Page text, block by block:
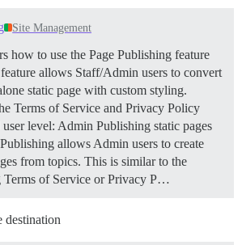
Site Management
how to use the Page Publishing feature
allows Staff/Admin users to convert
static page with custom styling.
Terms of Service and Privacy Policy
user level: Admin Publishing static pages
allows Admin users to create
from topics. This is similar to the
Terms of Service or Privacy P…
destination